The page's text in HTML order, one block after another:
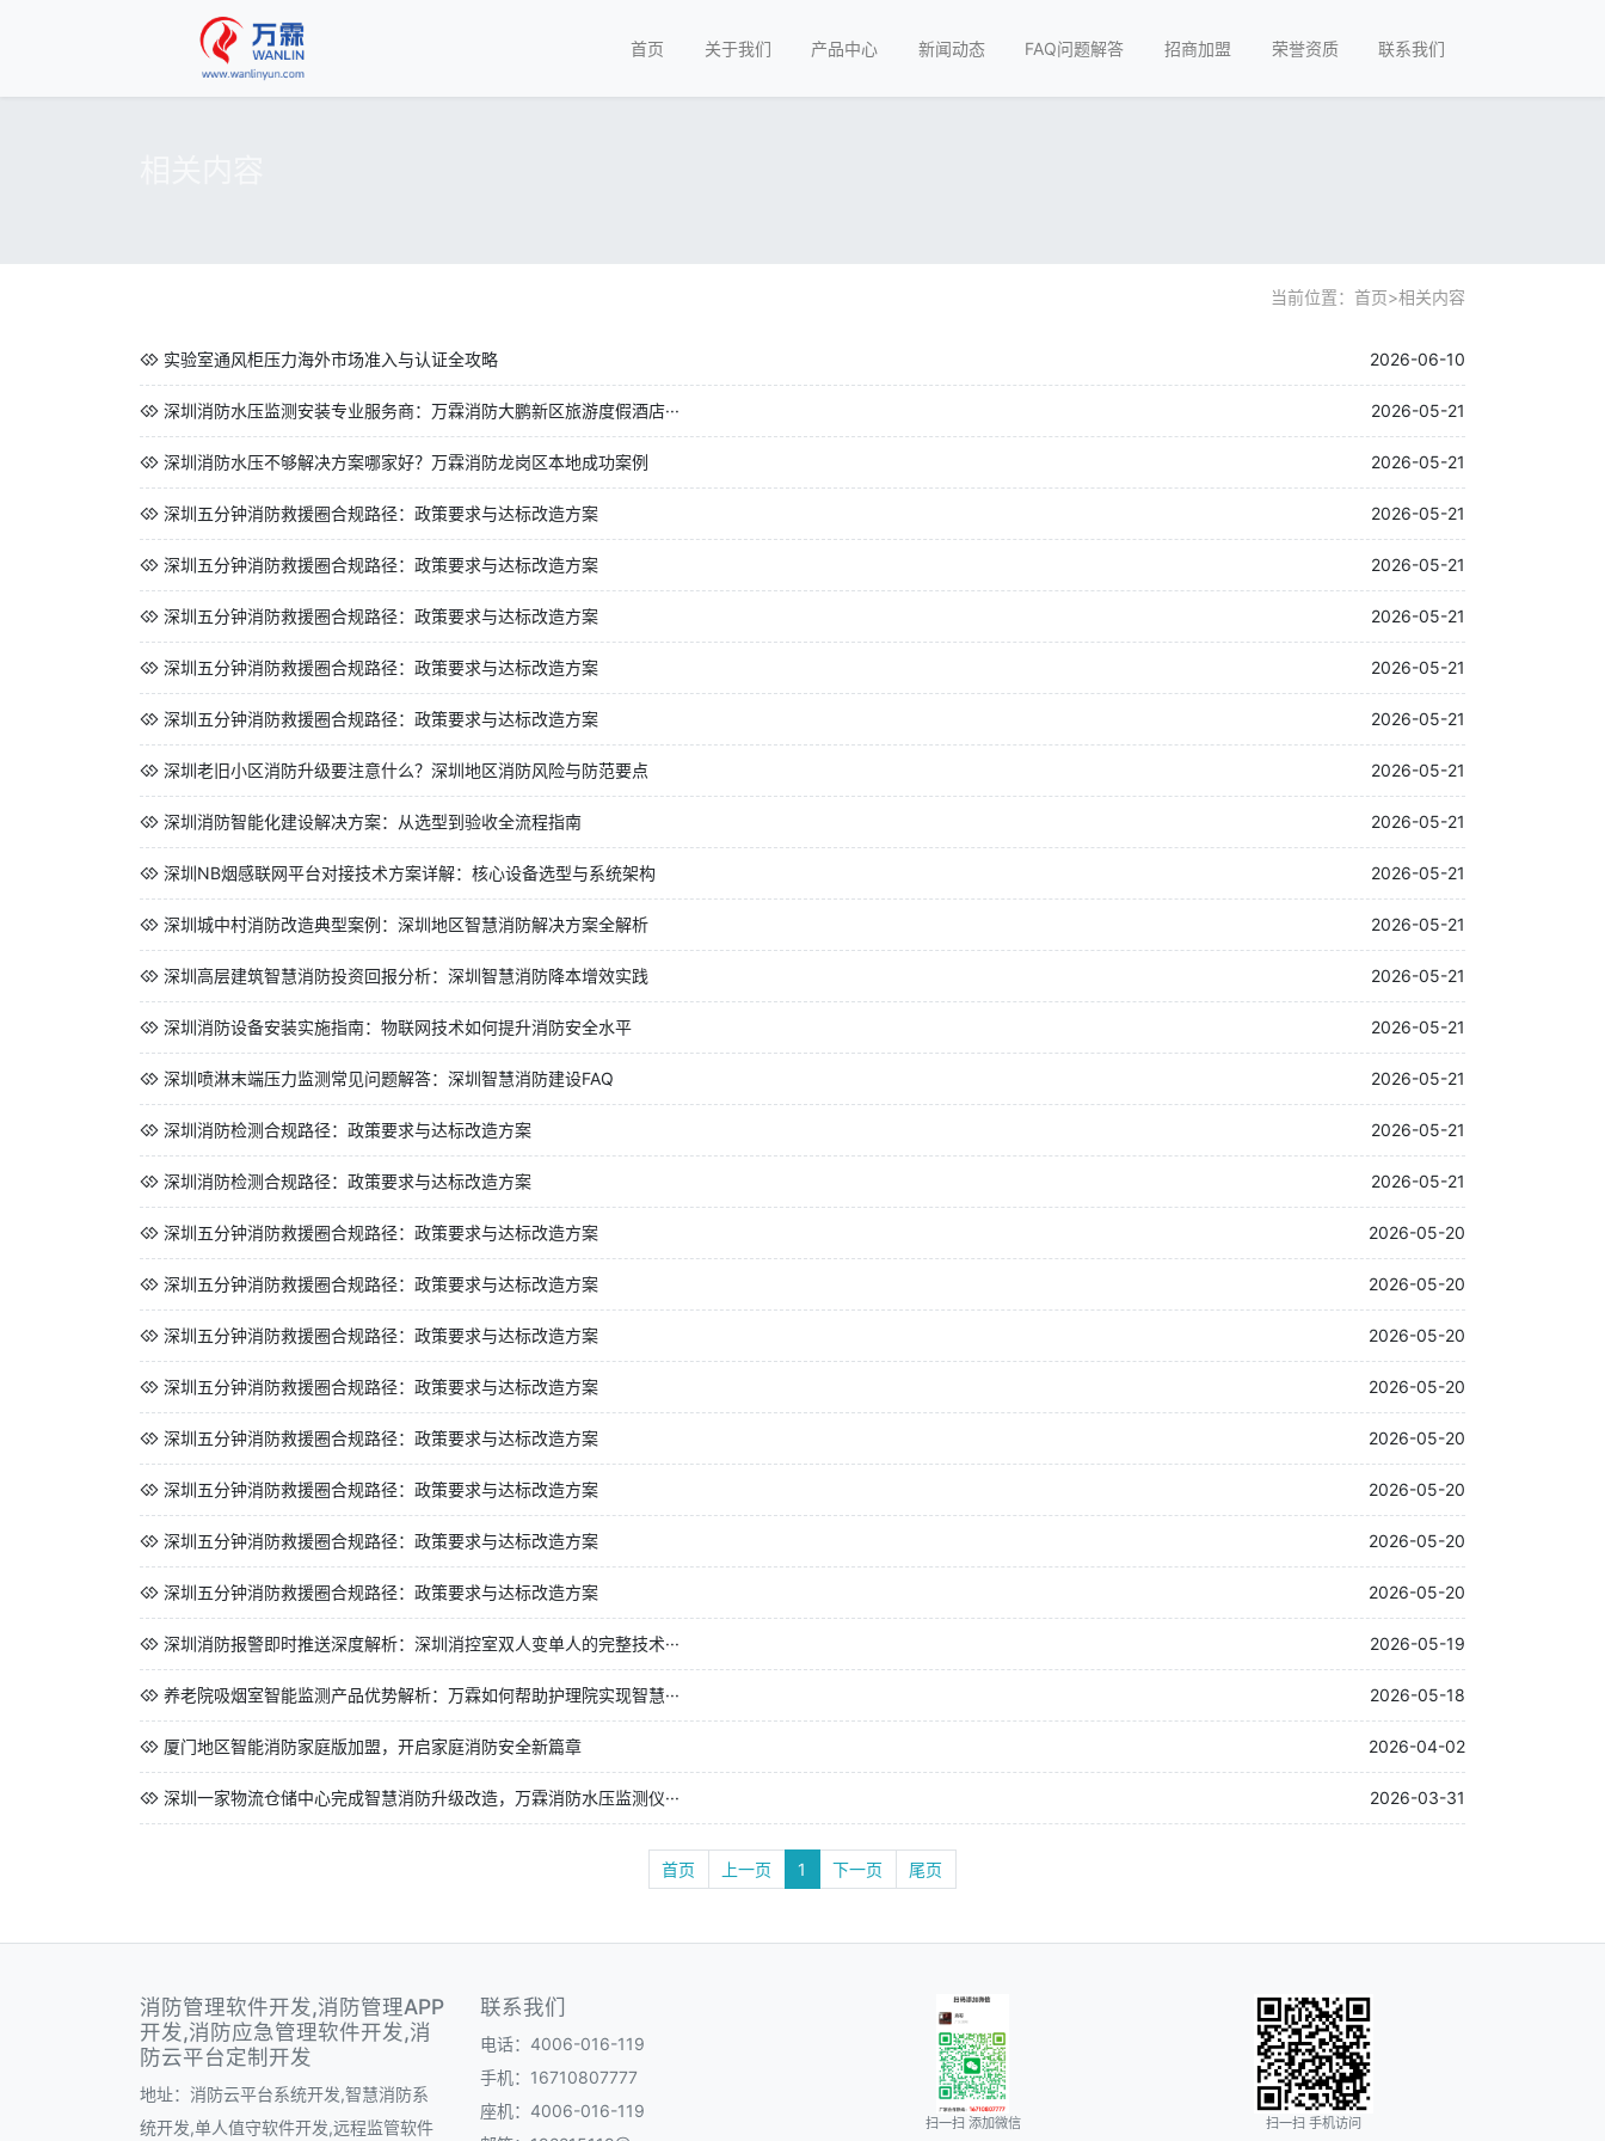
首页 关于我们 产品中心 新闻动态 FAQ问题解答 招商加盟 荣誉资质 联系我们
当前位置： 首页>相关内容
实验室通风柜压力海外市场准入与认证全攻略 2026-06-10
深圳消防水压监测安装专业服务商：万霖消防大鹏新区旅游度假酒店··· 2026-05-21
深圳消防水压不够解决方案哪家好？万霖消防龙岗区本地成功案例 2026-05-21
深圳五分钟消防救援圈合规路径：政策要求与达标改造方案 2026-05-21
深圳五分钟消防救援圈合规路径：政策要求与达标改造方案 2026-05-21
深圳五分钟消防救援圈合规路径：政策要求与达标改造方案 2026-05-21
深圳五分钟消防救援圈合规路径：政策要求与达标改造方案 2026-05-21
深圳五分钟消防救援圈合规路径：政策要求与达标改造方案 2026-05-21
深圳老旧小区消防升级要注意什么？深圳地区消防风险与防范要点 2026-05-21
深圳消防智能化建设解决方案：从选型到验收全流程指南 2026-05-21
深圳NB烟感联网平台对接技术方案详解：核心设备选型与系统架构 2026-05-21
深圳城中村消防改造典型案例：深圳地区智慧消防解决方案全解析 2026-05-21
深圳高层建筑智慧消防投资回报分析：深圳智慧消防降本增效实践 2026-05-21
深圳消防设备安装实施指南：物联网技术如何提升消防安全水平 2026-05-21
深圳喷淋末端压力监测常见问题解答：深圳智慧消防建设FAQ 2026-05-21
深圳消防检测合规路径：政策要求与达标改造方案 2026-05-21
深圳消防检测合规路径：政策要求与达标改造方案 2026-05-21
深圳五分钟消防救援圈合规路径：政策要求与达标改造方案 2026-05-20
深圳五分钟消防救援圈合规路径：政策要求与达标改造方案 2026-05-20
深圳五分钟消防救援圈合规路径：政策要求与达标改造方案 2026-05-20
深圳五分钟消防救援圈合规路径：政策要求与达标改造方案 2026-05-20
深圳五分钟消防救援圈合规路径：政策要求与达标改造方案 2026-05-20
深圳五分钟消防救援圈合规路径：政策要求与达标改造方案 2026-05-20
深圳五分钟消防救援圈合规路径：政策要求与达标改造方案 2026-05-20
深圳五分钟消防救援圈合规路径：政策要求与达标改造方案 2026-05-20
深圳消防报警即时推送深度解析：深圳消控室双人变单人的完整技术··· 2026-05-19
养老院吸烟室智能监测产品优势解析：万霖如何帮助护理院实现智慧··· 2026-05-18
厦门地区智能消防家庭版加盟，开启家庭消防安全新篇章 2026-04-02
深圳一家物流仓储中心完成智慧消防升级改造，万霖消防水压监测仪··· 2026-03-31
首页 上一页 1 下一页 尾页
消防管理软件开发,消防管理APP
开发,消防应急管理软件开发,消
防云平台定制开发
地址：消防云平台系统开发,智慧消防系
统开发,单人值守软件开发,远程监管软件
联系我们
电话：4006-016-119
手机：16710807777
座机：4006-016-119
扫一扫 添加微信 扫一扫 手机访问